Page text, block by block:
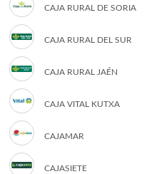
CAJA RURAL DE SORIA
CAJA RURAL DEL SUR
CAJA RURAL JAÉN
CAJA VITAL KUTXA
CAJAMAR
CAJASIETE